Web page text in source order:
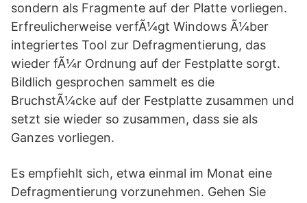
sondern als Fragmente auf der Platte vorliegen.
Erfreulicherweise verfÃ¼gt Windows Ã¼ber
integriertes Tool zur Defragmentierung, das
wieder fÃ¼r Ordnung auf der Festplatte sorgt.
Bildlich gesprochen sammelt es die
BruchstÃ¼cke auf der Festplatte zusammen und
setzt sie wieder so zusammen, dass sie als
Ganzes vorliegen.
Es empfiehlt sich, etwa einmal im Monat eine
Defragmentierung vorzunehmen. Gehen Sie